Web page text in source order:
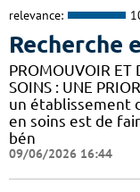
relevance:
Recherche
PROMOUVOIR ET
SOINS : UNE
un établissement
en soins est de
bén
09/06/2026 16:44